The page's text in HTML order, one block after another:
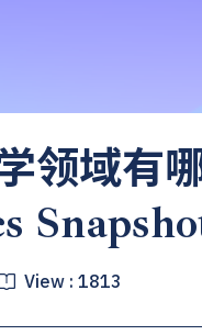
领域有
View : 1813